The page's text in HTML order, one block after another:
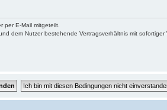
per E-Mail mitgeteilt.
dem Nutzer bestehende Vertragsverhältnis mit sofortiger